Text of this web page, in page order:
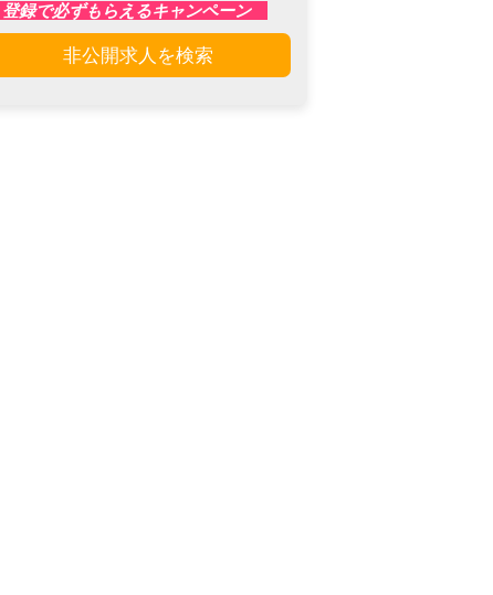
録で必ずもらえるキャンペーン
非公開求人を検索